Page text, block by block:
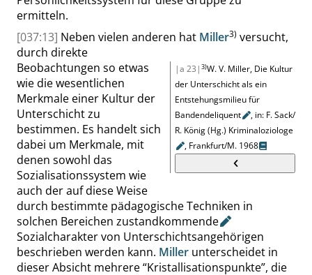
ermitteln.
[037:13] Neben vielen anderen hat Miller3)
|a 23| 3)W. V. Miller, Die Kultur
der Unterschicht als ein
Entstehungsmilieu für
Bandendeliquent
, in: F. Sack/
R. König (Hg.) Kriminaloziologe
, Frankfurt/M. 1968
versucht,
durch direkte
Beobachtungen so etwas
wie die wesentlichen
Merkmale einer Kultur der
Unterschicht zu
bestimmen. Es handelt sich
dabei um Merkmale, mit
denen sowohl das
Sozialisationssystem wie
auch der auf diese Weise
durch bestimmte pädagogische Techniken in
solchen Bereichen zustandkommende
Sozialcharakter von Unterschichtsangehörigen
beschrieben werden kann. Miller unterscheidet in
dieser Absicht mehrere“Kristallisationspunkte”, die